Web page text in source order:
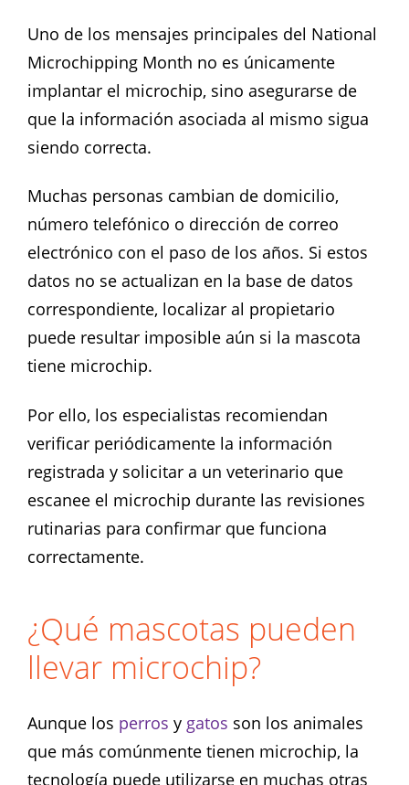
Uno de los mensajes principales del National
Microchipping Month no es únicamente
implantar el microchip, sino asegurarse de
que la información asociada al mismo sigua
siendo correcta.
Muchas personas cambian de domicilio,
número telefónico o dirección de correo
electrónico con el paso de los años. Si estos
datos no se actualizan en la base de datos
correspondiente, localizar al propietario
puede resultar imposible aún si la mascota
tiene microchip.
Por ello, los especialistas recomiendan
verificar periódicamente la información
registrada y solicitar a un veterinario que
escanee el microchip durante las revisiones
rutinarias para confirmar que funciona
correctamente.
¿Qué mascotas pueden
llevar microchip?
Aunque los perros y gatos son los animales
que más comúnmente tienen microchip, la
tecnología puede utilizarse en muchas otras